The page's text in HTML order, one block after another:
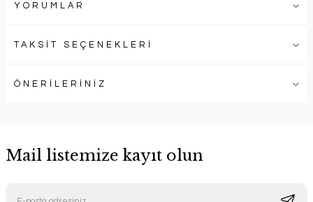
YORUMLAR
TAKSİT SEÇENEKLERİ
ÖNERİLERİNİZ
Mail listemize kayıt olun